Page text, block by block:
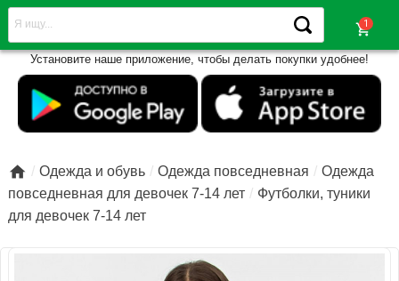
shopping_cart
Установите наше приложение, чтобы делать покупки удобнее!
 Одежда и обувь Одежда повседневная
Одежда
повседневная для девочек 7-14 лет
Футболки, туники
для девочек 7-14 лет